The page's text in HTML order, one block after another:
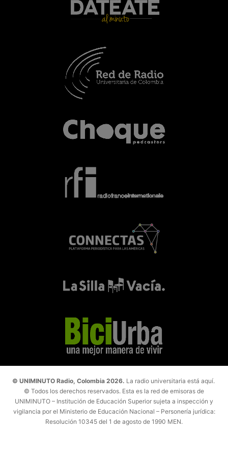
© UNIMINUTO Radio, Colombia 2026. La radio universitaria está aquí.
© Todos los derechos reservados. Esta es la red de emisoras de
UNIMINUTO – Institución de Educación Superior sujeta a inspección y
vigilancia por el Ministerio de Educación Nacional – Personería jurídica:
Resolución 10345 del 1 de agosto de 1990 MEN.